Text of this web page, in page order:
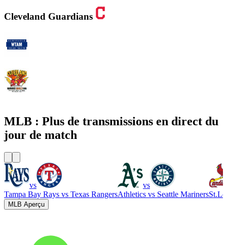
Cleveland Guardians
MLB : Plus de transmissions en direct du
jour de match
vs
Tampa Bay Rays vs Texas Rangers
vs
Athletics vs Seattle Mariners
MLB Aperçu